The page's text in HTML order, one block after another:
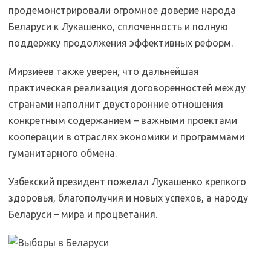
продемонстрировали огромное доверие народа
Беларуси к Лукашенко, сплоченность и полную
поддержку продолжения эффективных реформ.
Мирзиёев также уверен, что дальнейшая
практическая реализация договоренностей между
странами наполнит двусторонние отношения
конкретным содержанием – важными проектами
кооперации в отраслях экономики и программами
гуманитарного обмена.
Узбекский президент пожелал Лукашенко крепкого
здоровья, благополучия и новых успехов, а народу
Беларуси – мира и процветания.